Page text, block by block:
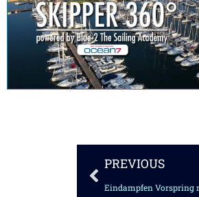
Zurück
PREVIOUS
Eindampfen Vorspring